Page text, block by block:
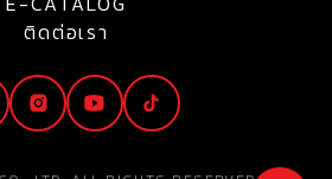
ติดต่อเรา